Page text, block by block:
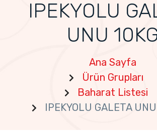
IPEKYOLU
UNU
Ana Sayfa
Ürün Grupları
Baharat Listesi
IPEKYOLU GALETA UNU